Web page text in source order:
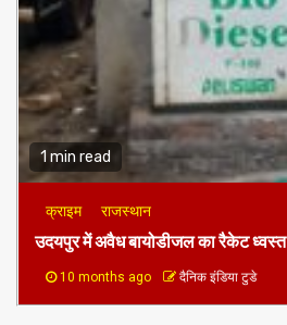
1 min read
क्राइम राजस्थान
उदयपुर में अवैध बायोडीजल का रैकेट ध्वस्त
10 months ago दैनिक इंडिया टुडे